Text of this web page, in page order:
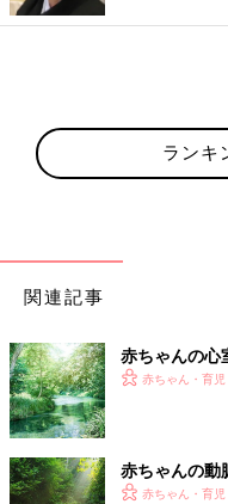
一般的な目安です。
【医師
素が作
ランキ
関連記事
赤ちゃんの心
赤ちゃん・育児
赤ちゃんの動
赤ちゃん・育児